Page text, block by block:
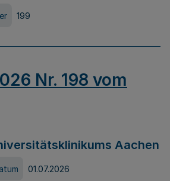
199
Nr. 198 vom
Aachen
01.07.2026